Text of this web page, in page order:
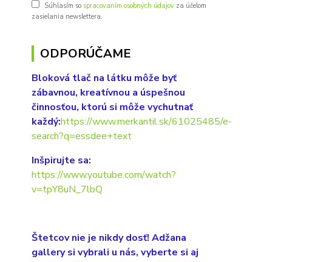
Súhlasím so spracovaním osobných údajov za účelom
zasielania newslettera.
ODPORÚČAME
Bloková tlač na látku môže byť
zábavnou, kreatívnou a úspešnou
činnosťou, ktorú si môže vychutnať
každý:https://www.merkantil.sk/61025485/e-
search?q=essdee+text
Inšpirujte sa:
https://www.youtube.com/watch?
v=tpY8uN_7lbQ
Štetcov nie je nikdy dosť! Adžana
gallery si vybrali u nás, vyberte si aj